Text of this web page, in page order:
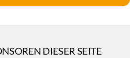
DIESER SEITE